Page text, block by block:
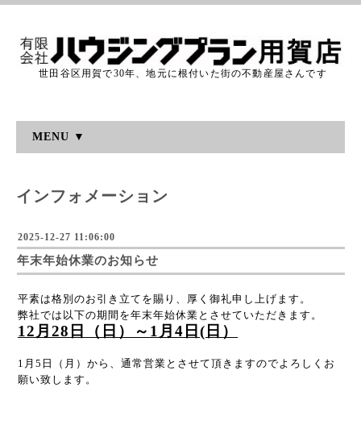
世田谷区用賀で30年、地元に根付いた街の不動産屋さんです
MENU ▼
インフォメーション
2025-12-27 11:06:00
年末年始休業のお知らせ
平素は格別のお引き立てを賜り、厚く御礼申し上げます。
弊社では以下の期間を年末年始休業とさせていただきます。
12月28日（日）～1月4日(日）
1月5日（月）から、通常営業とさせて頂きますのでよろしくお
願い致します。